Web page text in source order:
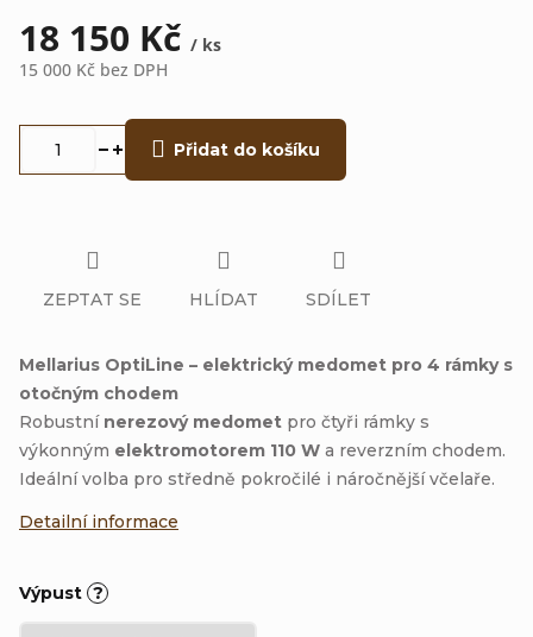
18 150 Kč / ks
15 000 Kč bez DPH
Výpust ?
Přidat do košíku
Mellarius OptiLine – elektrický medomet pro 4 rámky s
otočným chodem
Robustní nerezový medomet pro čtyři rámky s
výkonným elektromotorem 110 W a reverzním chodem.
Ideální volba pro středně pokročilé i náročnější včelaře.
Detailní informace
ZEPTAT SE HLÍDAT SDÍLET